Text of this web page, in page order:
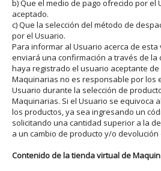
b) Que el medio de pago ofrecido por el
aceptado.
c) Que la selección del método de
por el Usuario.
Para informar al Usuario acerca de
enviará una confirmación a través de la
haya registrado el usuario aceptante
Maquinarias no es responsable por los
Usuario durante la selección de
Maquinarias. Si el Usuario se equivoca
los productos, ya sea ingresando un
solicitando una cantidad superior a la
a un cambio de producto y/o devolución
Contenido de la tienda virtual de